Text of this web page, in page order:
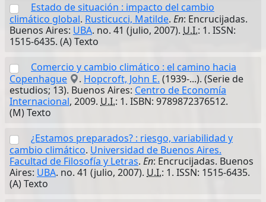
Estado de situación : impacto del cambio
climático global. Rusticucci, Matilde. En: Encrucijadas.
Buenos Aires: UBA. no. 41 (julio, 2007). U.I.: 1. ISSN:
1515-6435. (A) Texto
Comercio y cambio climático : el camino hacia
Copenhague
. Hopcroft, John E. (1939-...). (Serie de
estudios; 13). Buenos Aires: Centro de Economía
Internacional, 2009. U.I.: 1. ISBN: 9789872376512.
(M) Texto
¿Estamos preparados? : riesgo, variabilidad y
cambio climático. Universidad de Buenos Aires.
Facultad de Filosofía y Letras. En: Encrucijadas. Buenos
Aires: UBA. no. 41 (julio, 2007). U.I.: 1. ISSN: 1515-6435.
(A) Texto